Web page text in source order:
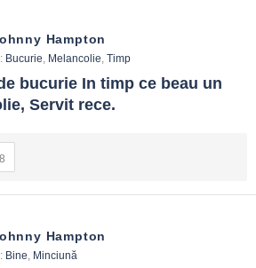
Hampton
Bucurie, Melancolie, Timp
bucurie In timp ce beau un
Servit rece.
Hampton
Bine, Minciună